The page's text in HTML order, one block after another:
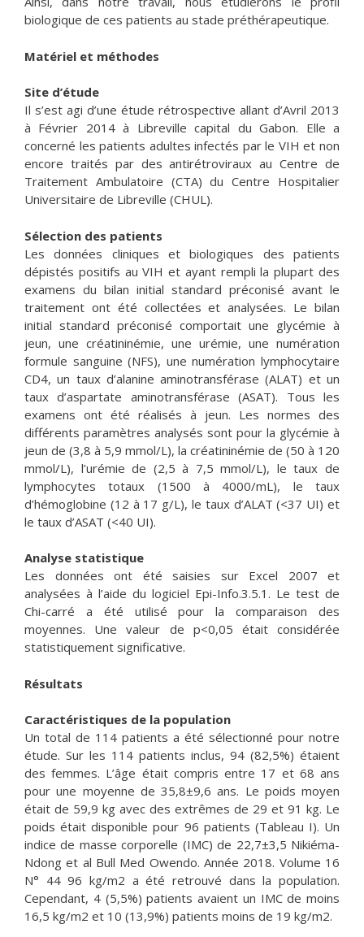
biologique de ces patients au stade préthérapeutique.
Matériel et méthodes
Site d’étude
Il s’est agi d’une étude rétrospective allant d’Avril 2013
à Février 2014 à Libreville capital du Gabon. Elle a
concerné les patients adultes infectés par le VIH et non
encore traités par des antirétroviraux au Centre de
Traitement Ambulatoire (CTA) du Centre Hospitalier
Universitaire de Libreville (CHUL).
Sélection des patients
Les données cliniques et biologiques des patients
dépistés positifs au VIH et ayant rempli la plupart des
examens du bilan initial standard préconisé avant le
traitement ont été collectées et analysées. Le bilan
initial standard préconisé comportait une glycémie à
jeun, une créatininémie, une urémie, une numération
formule sanguine (NFS), une numération lymphocytaire
CD4, un taux d’alanine aminotransférase (ALAT) et un
taux d’aspartate aminotransférase (ASAT). Tous les
examens ont été réalisés à jeun. Les normes des
différents paramètres analysés sont pour la glycémie à
jeun de (3,8 à 5,9 mmol/L), la créatininémie de (50 à 120
mmol/L), l’urémie de (2,5 à 7,5 mmol/L), le taux de
lymphocytes totaux (1500 à 4000/mL), le taux
d’hémoglobine (12 à 17 g/L), le taux d’ALAT (<37 UI) et
le taux d’ASAT (<40 UI).
Analyse statistique
Les données ont été saisies sur Excel 2007 et
analysées à l’aide du logiciel Epi-Info.3.5.1. Le test de
Chi-carré a été utilisé pour la comparaison des
moyennes. Une valeur de p<0,05 était considérée
statistiquement significative.
Résultats
Caractéristiques de la population
Un total de 114 patients a été sélectionné pour notre
étude. Sur les 114 patients inclus, 94 (82,5%) étaient
des femmes. L’âge était compris entre 17 et 68 ans
pour une moyenne de 35,8±9,6 ans. Le poids moyen
était de 59,9 kg avec des extrêmes de 29 et 91 kg. Le
poids était disponible pour 96 patients (Tableau I). Un
indice de masse corporelle (IMC) de 22,7±3,5 Nikiéma-
Ndong et al Bull Med Owendo. Année 2018. Volume 16
N° 44 96 kg/m2 a été retrouvé dans la population.
Cependant, 4 (5,5%) patients avaient un IMC de moins
16,5 kg/m2 et 10 (13,9%) patients moins de 19 kg/m2.